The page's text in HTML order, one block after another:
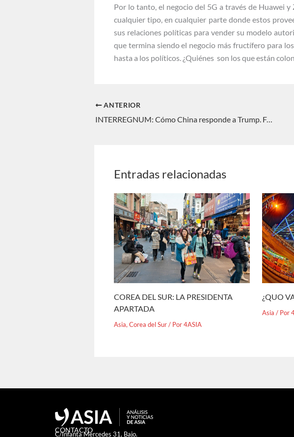
Por lo tanto, el negocio del 5G a través de Huawei
cualquier tipo, en cualquier parte donde estos
sus relaciones políticas para vender su modelo
que termina siendo el negocio más fructífero para
hasta a los políticos. ¿Quiénes son los que están
ANTERIOR
INTERREGNUM: Cómo China responde a Trump. Fernando Delage
Entradas relacionadas
COREA DEL SUR: LA PRESIDENTA
APARTADA
Asia, Corea del Sur/ Por4ASIA
¿QUO
Asia / Por
CONTACTO
C/Infanta Mercedes 31, Bajo.